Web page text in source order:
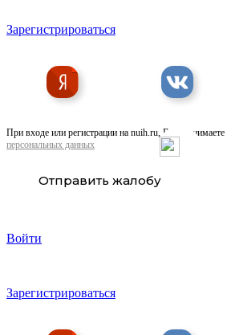
Зарегистрироваться
При входе или регистрации на nuih.ru, Вы принимаете
персональных данных
Отправить жалобу
Войти
Зарегистрироваться